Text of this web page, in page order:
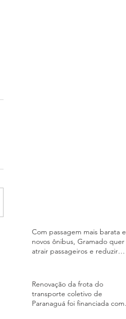
Com passagem mais barata e
novos ônibus, Gramado quer
atrair passageiros e reduzir
Renovação da frota do
transporte coletivo de
Paranaguá foi financiada com